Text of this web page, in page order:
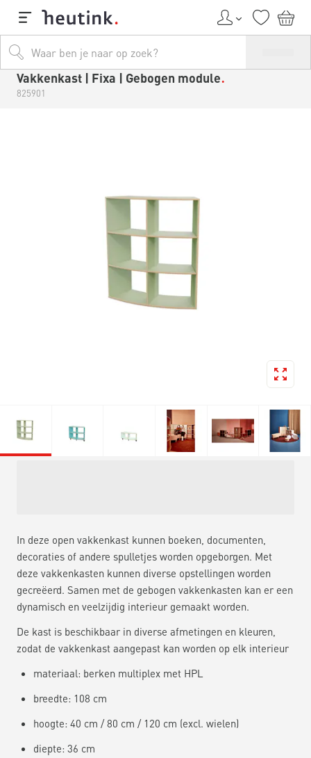
Vakkenkast | Fixa | Gebogen module
825901
In deze open vakkenkast kunnen boeken, documenten,
decoraties of andere spulletjes worden opgeborgen. Met
deze vakkenkasten kunnen diverse opstellingen worden
gecreëerd. Samen met de gebogen vakkenkasten kan er een
dynamisch en veelzijdig interieur gemaakt worden.
De kast is beschikbaar in diverse afmetingen en kleuren,
zodat de vakkenkast aangepast kan worden op elk interieur
materiaal: berken multiplex met HPL
breedte: 108 cm
hoogte: 40 cm / 80 cm / 120 cm (excl. wielen)
diepte: 36 cm